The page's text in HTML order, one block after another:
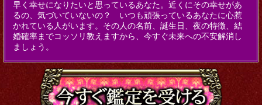
早く幸せになりたいと思っているあなた。近くにその幸せがあ
るの、気づいていないの？ いつも頑張っているあなたに心惹
かれている人がいます。その人の名前、誕生日、夜の特徴、結
婚確率までコッソリ教えますから、今すぐ未来への不安解消し
ましょう。